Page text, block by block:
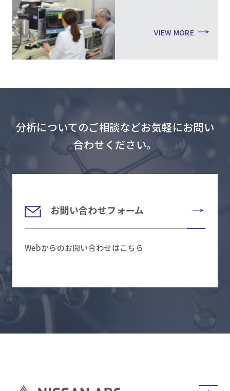
VIEW MORE
分析についてのご相談などお気軽にお問い
合わせください。
お問い合わせフォーム
Webからのお問い合わせはこちら